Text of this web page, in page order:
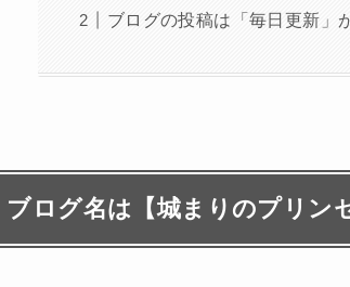
ブログの投稿は「毎日更新」
ブログ名は【城まりのプリン